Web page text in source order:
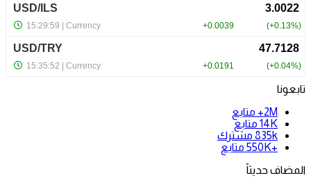
تابعونا
2M+
متابع
14K متابع
835k مشترك
+550K
متابع
المضاف حديثاً